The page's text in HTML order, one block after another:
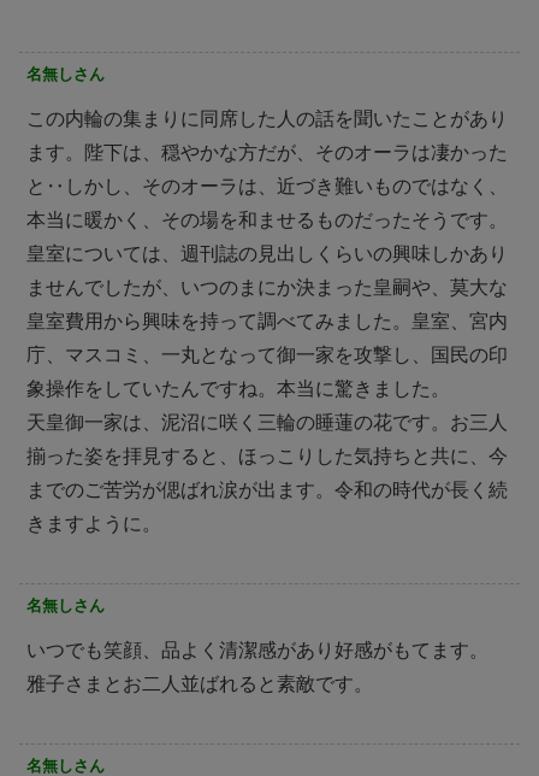
名無しさん
この内輪の集まりに同席した人の話を聞いたことがあり
ます。陛下は、穏やかな方だが、そのオーラは凄かった
と‥しかし、そのオーラは、近づき難いものではなく、
本当に暖かく、その場を和ませるものだったそうです。
皇室については、週刊誌の見出しくらいの興味しかあり
ませんでしたが、いつのまにか決まった皇嗣や、莫大な
皇室費用から興味を持って調べてみました。皇室、宮内
庁、マスコミ、一丸となって御一家を攻撃し、国民の印
象操作をしていたんですね。本当に驚きました。
天皇御一家は、泥沼に咲く三輪の睡蓮の花です。お三人
揃った姿を拝見すると、ほっこりした気持ちと共に、今
までのご苦労が偲ばれ涙が出ます。令和の時代が長く続
きますように。
名無しさん
いつでも笑顔、品よく清潔感があり好感がもてます。
雅子さまとお二人並ばれると素敵です。
名無しさん